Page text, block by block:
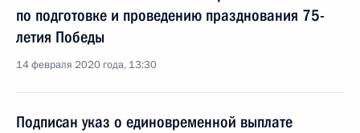
по подготовке и проведению празднования 75-
летия Победы
14 февраля 2020 года, 13:30
Подписан указ о единовременной выплате